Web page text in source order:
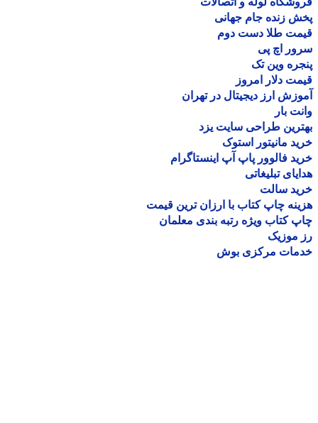
زنده جام جهانی
طلا دست دوم
اچ پی
وین تک
دلار امروز
ارز دیجیتال در تهران
بار
طراحی سایت یزد
مانیتور استوک
فالوور پاپ آپ اینستاگرام
تبلیغاتی
سالت
چاپ کتاب با ارزان ترین قیمت
کتاب ویژه رتبه بندی معلمان
موزیک
مرکزی بوش